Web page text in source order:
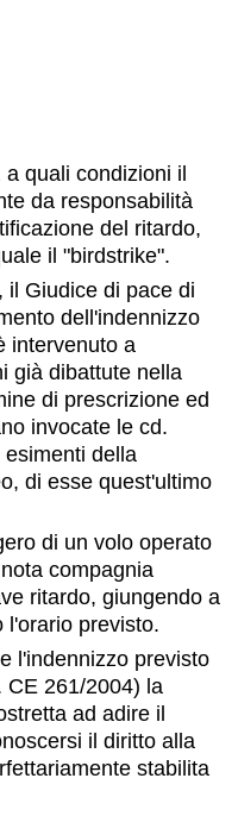
quali condizioni il
da responsabilità
del ritardo,
il "birdstrike".
il Giudice di pace di
dell'indennizzo
intervenuto a
già dibattute nella
di prescrizione ed
invocate le cd.
della
di esse quest'ultimo
di un volo operato
compagnia
ritardo, giungendo a
l'orario previsto.
l'indennizzo previsto
CE 261/2004) la
ad adire il
il diritto alla
stabilita